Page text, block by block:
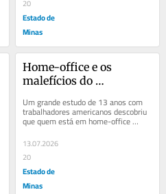
20
Estado de
Minas
Home-office e os
malefícios do
Um grande estudo de 13 anos com
trabalhadores americanos descobriu
que quem está em home-office
passa mais tempo completamente
sozinho, apresenta...
13.07.2026
20
Estado de
Minas